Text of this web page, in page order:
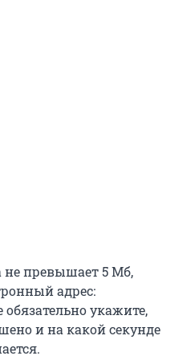
не превышает 5 Мб,
адрес:
укажите,
и на какой секунде